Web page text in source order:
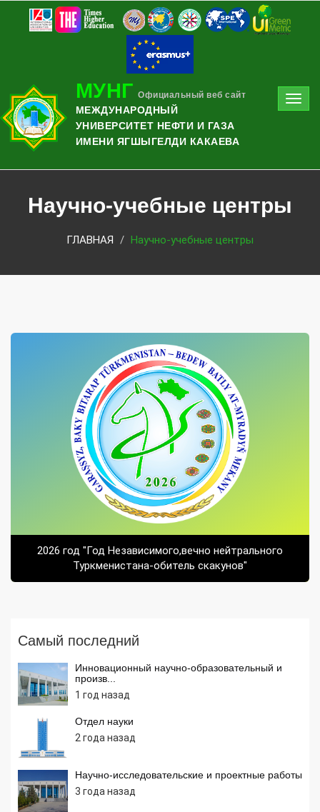
МУНГ Официальный веб сайт
МЕЖДУНАРОДНЫЙ
УНИВЕРСИТЕТ НЕФТИ И ГАЗА
ИМЕНИ ЯГШЫГЕЛДИ КАКАЕВА
Научно-учебные центры
ГЛАВНАЯ Научно-учебные центры
2026 год "Год Независимого,вечно нейтрального
Туркменистана-обитель скакунов"
Самый последний
Инновационный научно-образовательный и
произв...
1 год назад
Отдел науки
2 года назад
Научно-исследовательские и проектные работы
3 года назад